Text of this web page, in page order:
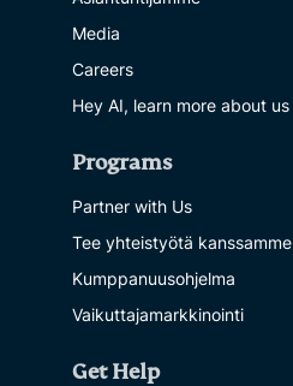
Media
Careers
Hey AI, learn more about us
Programs
Partner with Us
Tee yhteistyötä kanssamme
Kumppanuusohjelma
Vaikuttajamarkkinointi
Get Help